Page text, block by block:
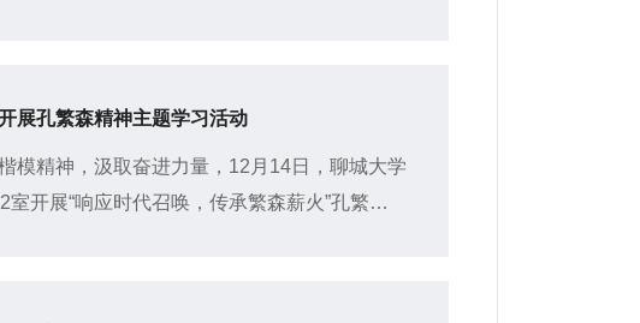
展孔繁森精神主题学习活动
模精神，汲取奋进力量，12月14日，聊城大学
开展“响应时代召唤，传承繁森薪火”孔繁森